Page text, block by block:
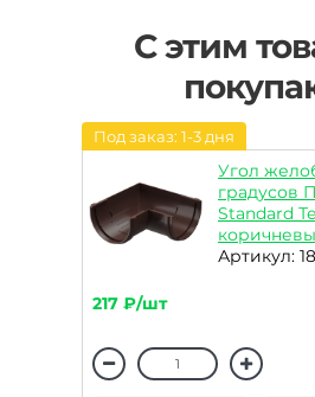
С этим
Под заказ: 1-3 дня
Угол
градусов
Standard
Артикул:
217 ₽/шт